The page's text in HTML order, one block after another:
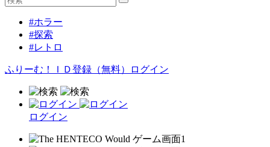
#ホラー
#探索
#レトロ
ふりーむ！ＩＤ登録（無料） ログイン
ログイン